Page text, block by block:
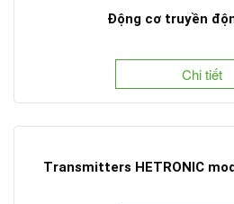
Động cơ truyền
Chi tiết
Transmitters HETRONIC